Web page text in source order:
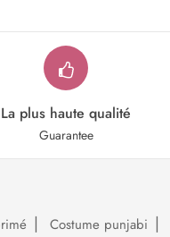
La plus haute qualité
Guarantee
Costume punjabi